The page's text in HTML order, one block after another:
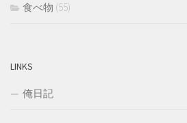
食べ物 (55)
LINKS
俺日記